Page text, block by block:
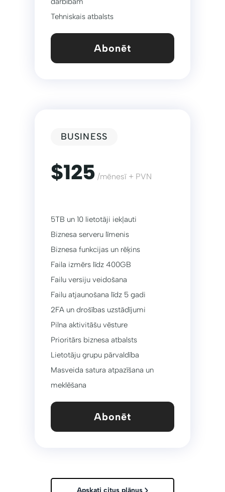
Tehniskais atbalsts
Abonēt
BUSINESS
$125 /mēnesī + PVN
5TB un 10 lietotāji iekļauti
Biznesa serveru līmenis
Biznesa funkcijas un rēķins
Faila izmērs līdz 400GB
Failu versiju veidošana
Failu atjaunošana līdz 5 gadi
2FA un drošības uzstādījumi
Pilna aktivitāšu vēsture
Prioritārs biznesa atbalsts
Lietotāju grupu pārvaldība
Masveida satura atpazīšana un
meklēšana
Abonēt
Apskati citus plānus